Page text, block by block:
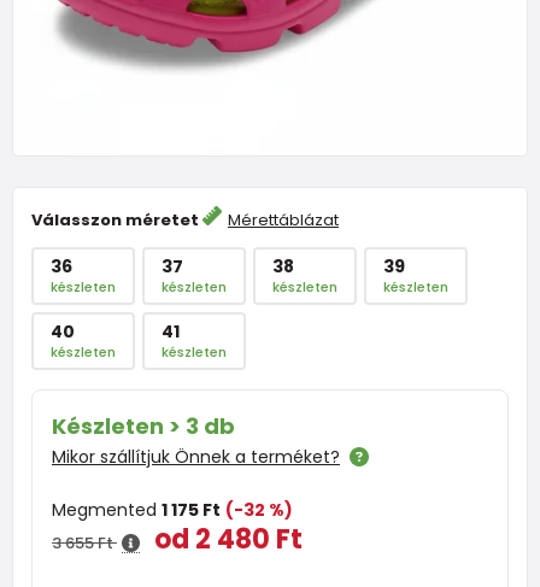
Válasszon méretet Mérettáblázat
36
készleten
37
készleten
38
készleten
39
készleten
40
készleten
41
készleten
Készleten > 3 db
Mikor szállítjuk Önnek a terméket?
Megmented 1 175 Ft (-32 %)
3 655 Ft od 2 480 Ft